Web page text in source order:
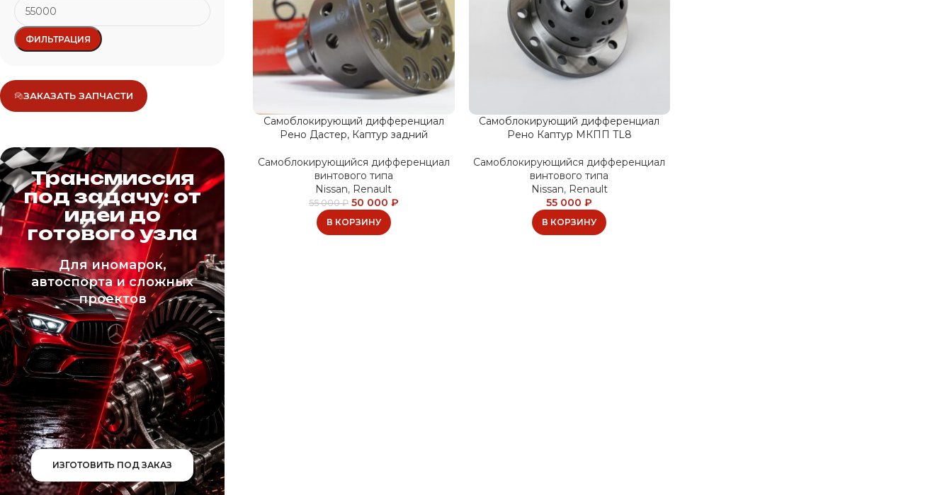
ФИЛЬТРАЦИЯ
ЗАКАЗАТЬ ЗАПЧАСТИ
Трансмиссия
под задачу: от
идеи до
готового узла
Для иномарок,
автоспорта и сложных
проектов
ИЗГОТОВИТЬ ПОД ЗАКАЗ
Самоблокирующий дифференциал
Рено Дастер, Каптур задний
Самоблокирующийся дифференциал
винтового типа
Nissan, Renault
55 000₽ 50 000 ₽
В КОРЗИНУ
Самоблокирующий дифференциал
Рено Каптур МКПП TL8
Самоблокирующийся дифференциал
винтового типа
Nissan, Renault
55 000₽
В КОРЗИНУ